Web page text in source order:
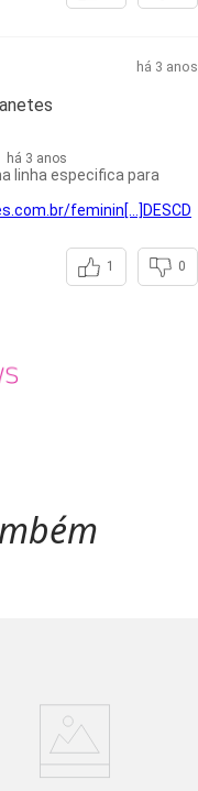
há 3 anos
há 3 anos
linha especifica para
feminin[…]DESCD
1 0